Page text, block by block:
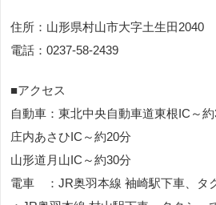
住所：山形県村山市大字土生田2040
電話：0237-58-2439
■アクセス
自動車：東北中央自動車道東根IC～約
庄内あさひIC～約20分
山形道月山IC～約30分
電車 ：JR奥羽本線 袖崎駅下車、タ